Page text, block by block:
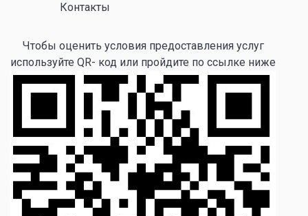
Контакты
Чтобы оценить условия предоставления услуг
используйте QR- код или пройдите по ссылке ниже